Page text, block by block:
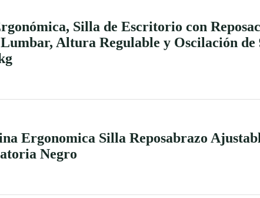
Silla de Escritorio con
Altura Regulable y Oscilación
Ergonomica Silla Reposabrazo
Negro